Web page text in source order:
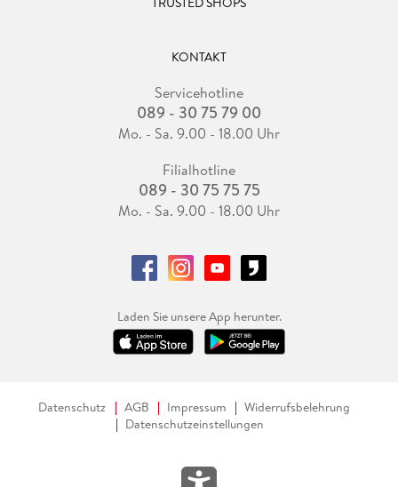
KONTAKT
Servicehotline
089 - 30 75 79 00
Mo. - Sa. 9.00 - 18.00 Uhr
Filialhotline
089 - 30 75 75 75
Mo. - Sa. 9.00 - 18.00 Uhr
Laden Sie unsere App herunter.
Datenschutz AGB Impressum
Widerrufsbelehrung
Datenschutzeinstellungen